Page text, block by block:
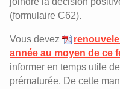
(formulaire C62).
Vous devez
année au moyen de ce
informer en temps utile
prématurée. De cette
secteur de la
licenciement pour les
boulangers (sécurité
Prime syndicale -